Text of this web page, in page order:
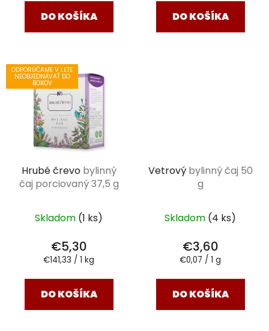
DO KOŠÍKA DO KOŠÍKA
ODPORÚČAME V LETE
NEOBJEDNÁVAŤ DO
BOXOV
Hrubé črevo bylinný
čaj porciovaný 37,5 g
Skladom (1 ks)
€5,30
Jednotková
€141,33 / 1 kg
DO KOŠÍKA
Vetrový bylinný čaj 50
g
Skladom (4 ks)
€3,60
Jednotková
€0,07 / 1 g
DO KOŠÍKA